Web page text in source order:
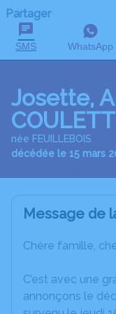
Partager
SMS WhatsApp
Josette,
née FEUILLEBOIS
décédée le 15 mars
Message de
Chère famille,
C’est avec une
annonçons le